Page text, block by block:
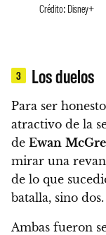
Crédito: Disney+
3 Los duelos
Para ser
atractivo de la
de Ewan
mirar una
de lo que
batalla, sino dos.
Ambas fueron